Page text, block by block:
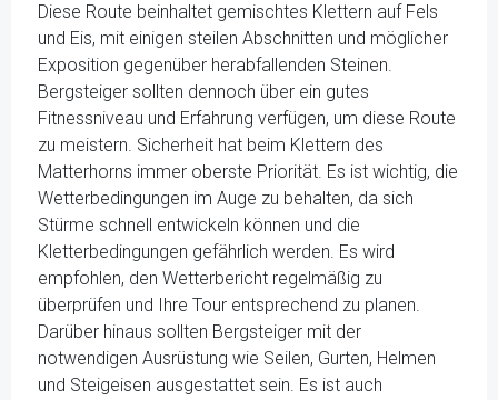
Diese Route beinhaltet gemischtes Klettern auf Fels
und Eis, mit einigen steilen Abschnitten und möglicher
Exposition gegenüber herabfallenden Steinen.
Bergsteiger sollten dennoch über ein gutes
Fitnessniveau und Erfahrung verfügen, um diese Route
zu meistern. Sicherheit hat beim Klettern des
Matterhorns immer oberste Priorität. Es ist wichtig, die
Wetterbedingungen im Auge zu behalten, da sich
Stürme schnell entwickeln können und die
Kletterbedingungen gefährlich werden. Es wird
empfohlen, den Wetterbericht regelmäßig zu
überprüfen und Ihre Tour entsprechend zu planen.
Darüber hinaus sollten Bergsteiger mit der
notwendigen Ausrüstung wie Seilen, Gurten, Helmen
und Steigeisen ausgestattet sein. Es ist auch